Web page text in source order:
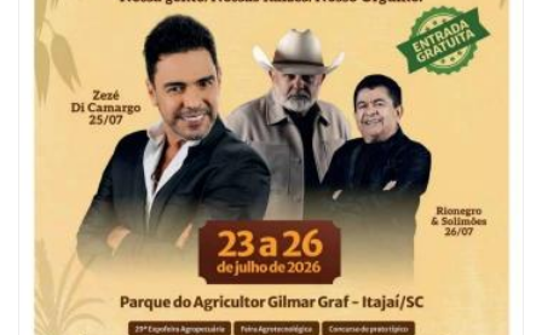
09/08/2026 | 07:00
Painel NIMOB 2026 reúne as principais lideranças para debater o futuro
econômico e imobiliário de Itajaí
BALNEÁRIO CAMBORIÚ